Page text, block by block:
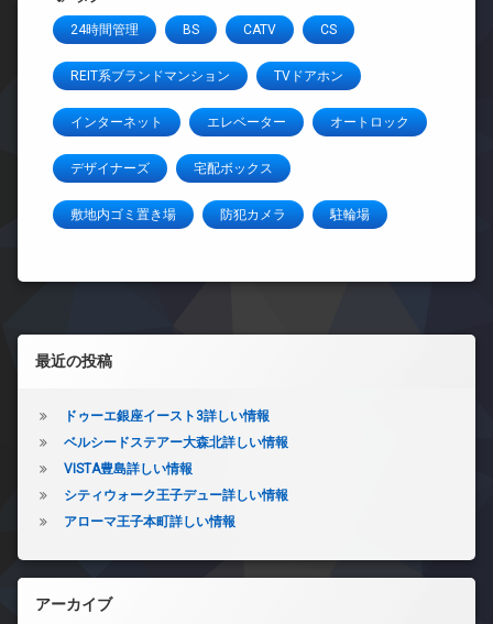
24時間管理 BS CATV CS
REIT系ブランドマンション TVドアホン
インターネット エレベーター オートロック
デザイナーズ 宅配ボックス
敷地内ゴミ置き場 防犯カメラ 駐輪場
左サイドバー
最近の投稿
ドゥーエ銀座イースト3詳しい情報
ベルシードステアー大森北詳しい情報
VISTA豊島詳しい情報
シティウォーク王子デュー詳しい情報
アローマ王子本町詳しい情報
アーカイブ